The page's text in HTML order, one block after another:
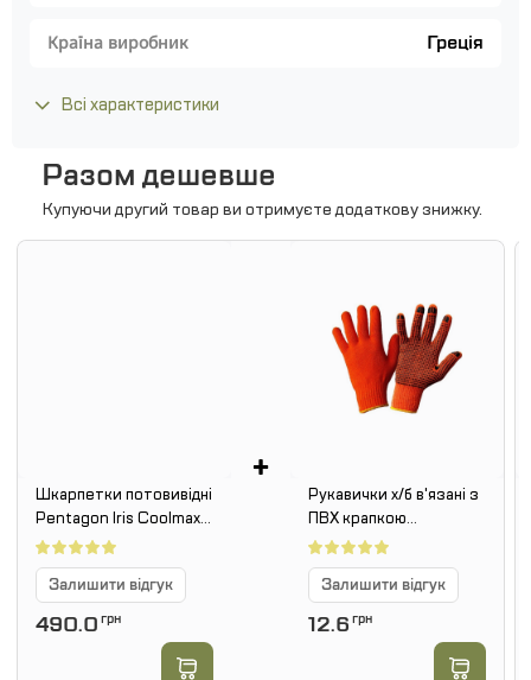
Країна виробник Греція
Всі характеристики
Разом дешевше
Купуючи другий товар ви отримуєте додаткову знижку.
Шкарпетки потовивідні
Pentagon Iris Coolmax
EL14011. Койот
Залишити відгук
490.0 грн
+
Рукавички х/б в'язані з
ПВХ крапкою
(помаранчеві) 3 нитки
7 клас
Залишити відгук
12.6 грн